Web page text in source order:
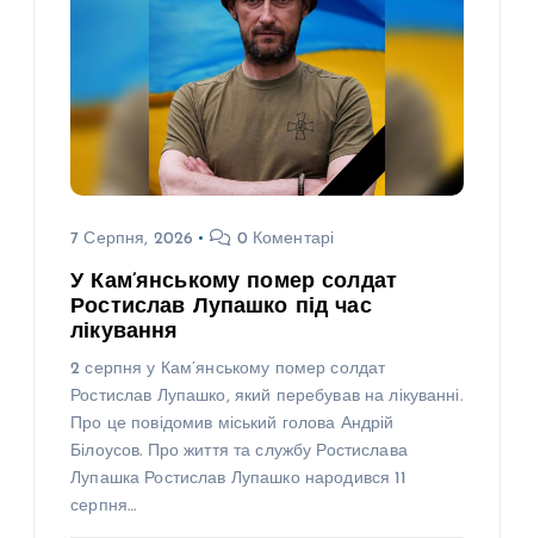
7 Серпня, 2026 0 Коментарі
У Кам’янському помер солдат
Ростислав Лупашко під час
лікування
2 серпня у Кам’янському помер солдат
Ростислав Лупашко, який перебував на лікуванні.
Про це повідомив міський голова Андрій
Білоусов. Про життя та службу Ростислава
Лупашка Ростислав Лупашко народився 11
серпня…